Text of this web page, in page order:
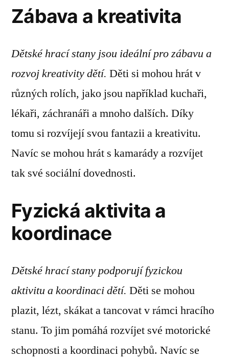
Zábava a kreativita
Dětské hrací stany jsou ideální pro zábavu a
rozvoj kreativity dětí. Děti si mohou hrát v
různých rolích, jako jsou například kuchaři,
lékaři, záchranáři a mnoho dalších. Díky
tomu si rozvíjejí svou fantazii a kreativitu.
Navíc se mohou hrát s kamarády a rozvíjet
tak své sociální dovednosti.
Fyzická aktivita a
koordinace
Dětské hrací stany podporují fyzickou
aktivitu a koordinaci dětí. Děti se mohou
plazit, lézt, skákat a tancovat v rámci hracího
stanu. To jim pomáhá rozvíjet své motorické
schopnosti a koordinaci pohybů. Navíc se